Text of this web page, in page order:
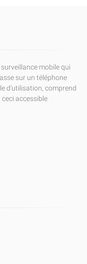
mobile qui
sur un téléphone
d'utilisation, comprend
accessible